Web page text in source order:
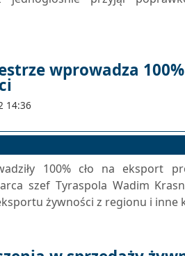
wprowadza
14:36
100% cło na eksport
szef Tyraspola Wadim
żywności z regionu i inne